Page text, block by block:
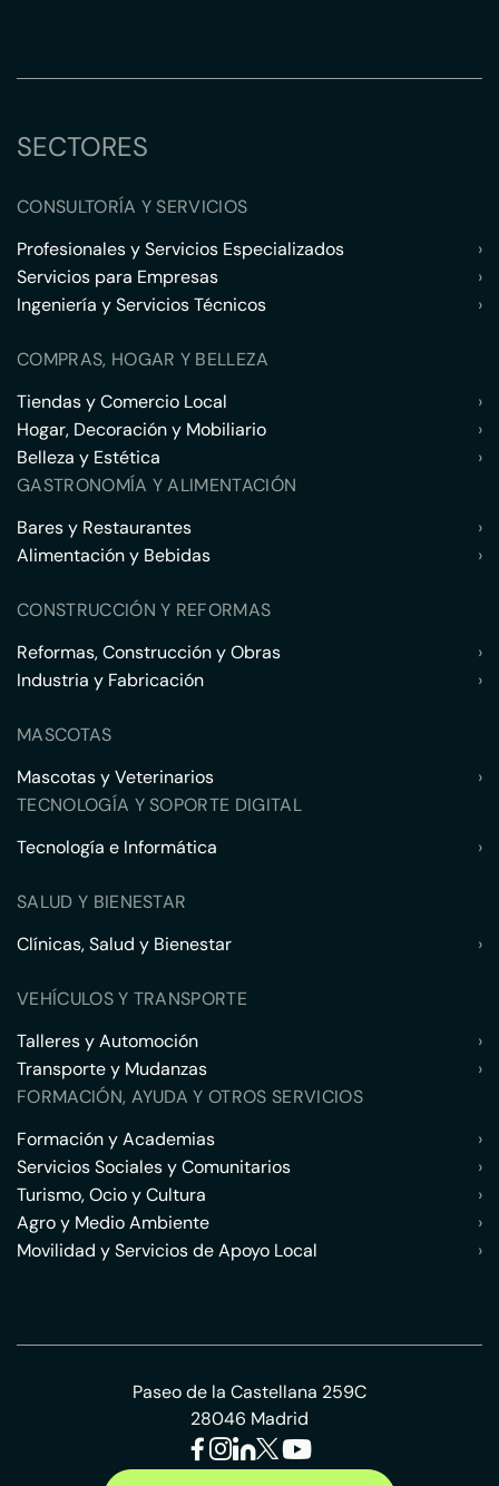
SECTORES
CONSULTORÍA Y SERVICIOS
Profesionales y Servicios Especializados
›
Servicios para Empresas
›
Ingeniería y Servicios Técnicos
›
COMPRAS, HOGAR Y BELLEZA
Tiendas y Comercio Local
›
Hogar, Decoración y Mobiliario
›
Belleza y Estética
›
GASTRONOMÍA Y ALIMENTACIÓN
Bares y Restaurantes
›
Alimentación y Bebidas
›
CONSTRUCCIÓN Y REFORMAS
Reformas, Construcción y Obras
›
Industria y Fabricación
›
MASCOTAS
Mascotas y Veterinarios
›
TECNOLOGÍA Y SOPORTE DIGITAL
Tecnología e Informática
›
SALUD Y BIENESTAR
Clínicas, Salud y Bienestar
›
VEHÍCULOS Y TRANSPORTE
Talleres y Automoción
›
Transporte y Mudanzas
›
FORMACIÓN, AYUDA Y OTROS SERVICIOS
Formación y Academias
›
Servicios Sociales y Comunitarios
›
Turismo, Ocio y Cultura
›
Agro y Medio Ambiente
›
Movilidad y Servicios de Apoyo Local
›
Paseo de la Castellana 259C
28046 Madrid